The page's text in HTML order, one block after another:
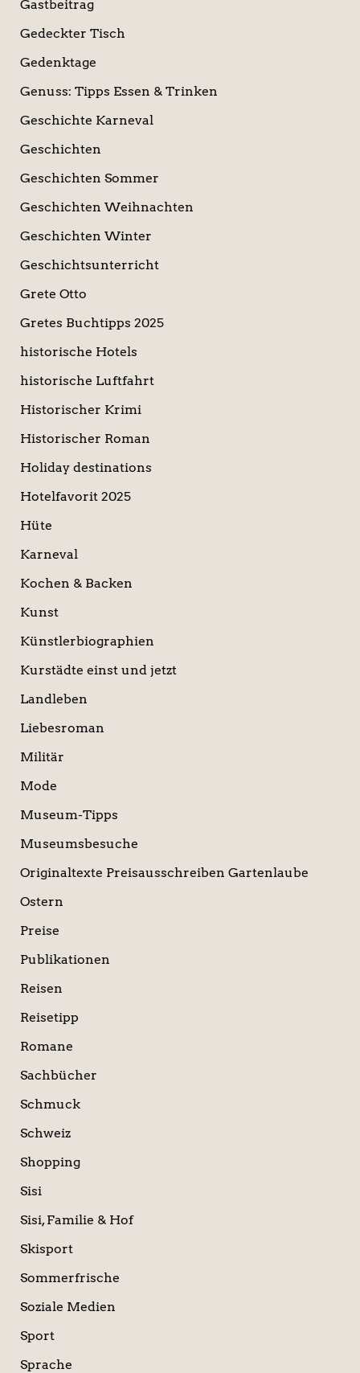
Gastbeitrag
Gedeckter Tisch
Gedenktage
Genuss: Tipps Essen & Trinken
Geschichte Karneval
Geschichten
Geschichten Sommer
Geschichten Weihnachten
Geschichten Winter
Geschichtsunterricht
Grete Otto
Gretes Buchtipps 2025
historische Hotels
historische Luftfahrt
Historischer Krimi
Historischer Roman
Holiday destinations
Hotelfavorit 2025
Hüte
Karneval
Kochen & Backen
Kunst
Künstlerbiographien
Kurstädte einst und jetzt
Landleben
Liebesroman
Militär
Mode
Museum-Tipps
Museumsbesuche
Originaltexte Preisausschreiben Gartenlaube
Ostern
Preise
Publikationen
Reisen
Reisetipp
Romane
Sachbücher
Schmuck
Schweiz
Shopping
Sisi
Sisi, Familie & Hof
Skisport
Sommerfrische
Soziale Medien
Sport
Sprache